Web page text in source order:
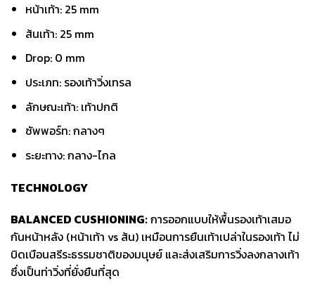
หน้าเท้า: 25 mm
ส้นเท้า: 25 mm
Drop: 0 mm
ประเภท: รองเท้าวิ่งเทรล
ลักษณะเท้า: เท้าปกติ
ซัพพอร์ท: กลางๆ
ระยะทาง: กลาง-ไกล
TECHNOLOGY
BALANCED CUSHIONING:การออกแบบให้พื้นรองเท้าเสมอ
กันหน้าหลัง (หน้าเท้า vs ส้น) เหมือนการยืนเท้าเปล่าในรองเท้า ไม่
บิดเบือนสรีระธรรมชาติของมนุษย์ และส่งเสริมการวิ่งลงกลางเท้า
ซึ่งเป็นท่าวิ่งที่ยั่งยืนที่สุด